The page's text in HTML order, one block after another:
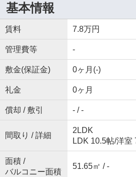
基本情報
賃料 7.8万円
管理費等 -
敷金(保証金) 0ヶ月(-)
礼金 0ヶ月
償却 / 敷引 - / -
間取り / 詳細
2LDK
LDK 10.5帖/洋室
面積 /
バルコニー面積
51.65㎡ / -